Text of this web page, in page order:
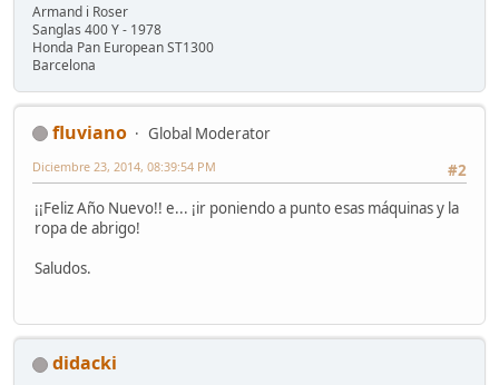
Armand i Roser
Sanglas 400 Y - 1978
Honda Pan European ST1300
Barcelona
fluviano
Global Moderator
#2
Diciembre 23, 2014, 08:39:54 PM
¡¡Feliz Año Nuevo!! e... ¡ir poniendo a punto esas máquinas y la
ropa de abrigo!
Saludos.
didacki